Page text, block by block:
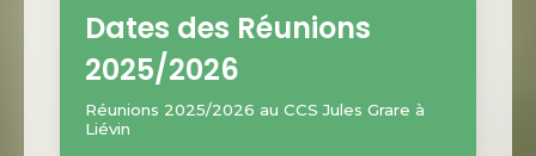
Dates des Réunions
2025/2026
Réunions 2025/2026 au CCS Jules Grare à
Liévin